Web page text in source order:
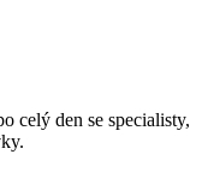
celý den se specialisty,